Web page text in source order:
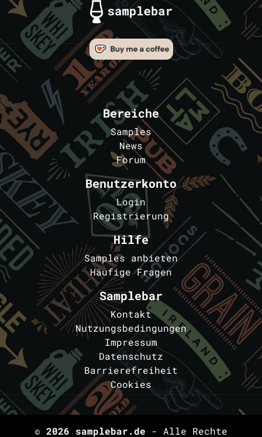
Bereiche
Samples
News
Forum
Benutzerkonto
Login
Registrierung
Hilfe
Samples anbieten
Häufige Fragen
Samplebar
Kontakt
Nutzungsbedingungen
Impressum
Datenschutz
Barrierefreiheit
Cookies
© 2026 samplebar.de - Alle Rechte